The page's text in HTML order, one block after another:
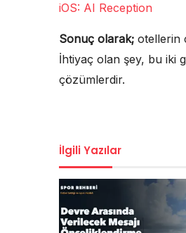
iOS: AI Reception
Sonuç olarak; otellerin
İhtiyaç olan şey, bu iki
çözümlerdir.
İlgili Yazılar